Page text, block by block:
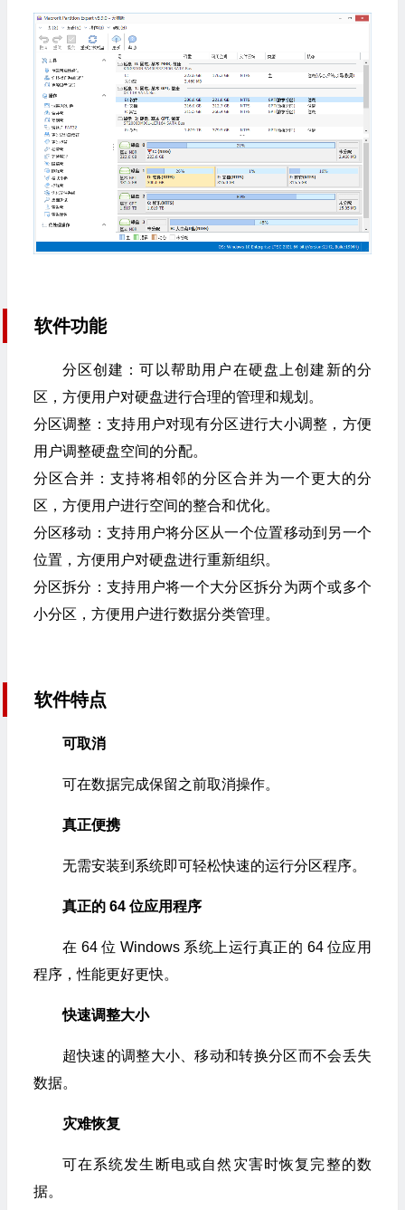
软件功能
分区创建：可以帮助用户在硬盘上创建新的分
区，方便用户对硬盘进行合理的管理和规划。
分区调整：支持用户对现有分区进行大小调整，方便
用户调整硬盘空间的分配。
分区合并：支持将相邻的分区合并为一个更大的分
区，方便用户进行空间的整合和优化。
分区移动：支持用户将分区从一个位置移动到另一个
位置，方便用户对硬盘进行重新组织。
分区拆分：支持用户将一个大分区拆分为两个或多个
小分区，方便用户进行数据分类管理。
软件特点
可取消
可在数据完成保留之前取消操作。
真正便携
无需安装到系统即可轻松快速的运行分区程序。
真正的 64 位应用程序
在 64 位 Windows 系统上运行真正的 64 位应用
程序，性能更好更快。
快速调整大小
超快速的调整大小、移动和转换分区而不会丢失
数据。
灾难恢复
可在系统发生断电或自然灾害时恢复完整的数
据。